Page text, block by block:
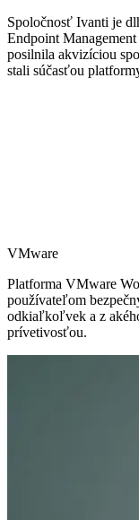
Spoločnosť Ivanti je
Endpoint
posilnila akvizíciou
stali súčasťou
VMware
Platforma VMware
používateľom
odkiaľkoľvek a z
prívetivosťou.